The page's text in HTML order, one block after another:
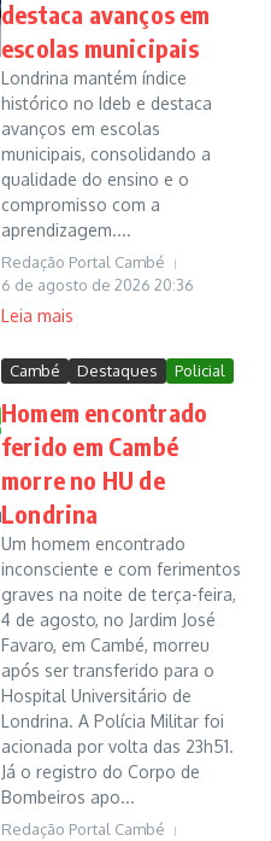
destaca avanços em
escolas municipais
Londrina mantém índice
histórico no Ideb e destaca
avanços em escolas
municipais, consolidando a
qualidade do ensino e o
compromisso com a
aprendizagem....
Redação Portal Cambé
6 de agosto de 2026 20:36
Leia mais
Cambé Destaques Policial
Homem encontrado
ferido em Cambé
morre no HU de
Londrina
Um homem encontrado
inconsciente e com ferimentos
graves na noite de terça-feira,
4 de agosto, no Jardim José
Favaro, em Cambé, morreu
após ser transferido para o
Hospital Universitário de
Londrina. A Polícia Militar foi
acionada por volta das 23h51.
Já o registro do Corpo de
Bombeiros apo...
Redação Portal Cambé